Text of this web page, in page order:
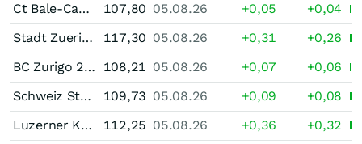
Ct Bale-Campagne 2,625 % bis 05/30
107,80 05.08.26 +0,05
+0,04
Stadt Zuerich 2,625 % bis 06/38
117,30 05.08.26 +0,31
+0,26
BC Zurigo 2,50 % bis 06/31
108,21 05.08.26 +0,07
+0,06
Schweiz Staatsanleihe 2,25 % bis 06/31
109,73 05.08.26 +0,09
+0,08
Luzerner KB 2,125 % bis 10/41
112,25 05.08.26 +0,36
+0,32